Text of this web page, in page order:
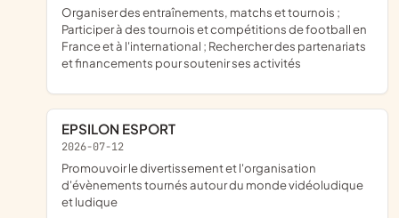
organiser des entraînements, matchs et tournois ;
Participer à des tournois et compétitions de football en
France et à l'international ; Rechercher des partenariats
et financements pour soutenir ses activités
EPSILON ESPORT
2026-07-12
promouvoir le divertissement et l'organisation
d'évènements tournés autour du monde vidéoludique
et ludique